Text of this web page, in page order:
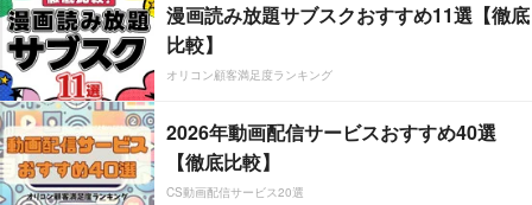
漫画読み放題サブスクおすすめ11選【徹底
比較】
オリコン顧客満足度ランキング
2026年動画配信サービスおすすめ40選
【徹底比較】
CS動画配信サービス20選